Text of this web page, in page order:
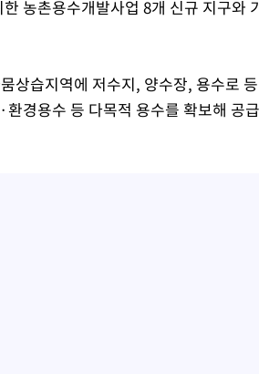
농촌용수개발사업 8개 신규 지구와
상습지역에 저수지, 양수장, 용수로
경용수 등 다목적 용수를 확보해 공